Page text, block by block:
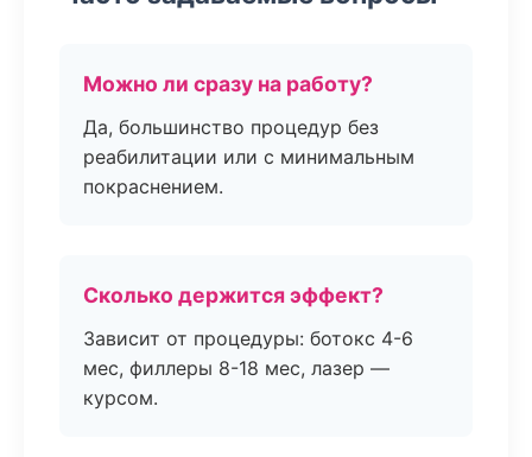
Можно ли сразу на работу?
Да, большинство процедур без
реабилитации или с минимальным
покраснением.
Сколько держится эффект?
Зависит от процедуры: ботокс 4-6
мес, филлеры 8-18 мес, лазер —
курсом.